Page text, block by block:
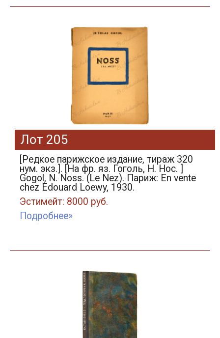
Лот 205
[Редкое парижское издание, тираж 320
нум. экз.]. [На фр. яз. Гоголь, Н. Нос. ]
Gogol, N. Noss. (Le Nez). Париж: En vente
chez Edouard Loewy, 1930.
Эстимейт: 8000 руб.
Подробнее»